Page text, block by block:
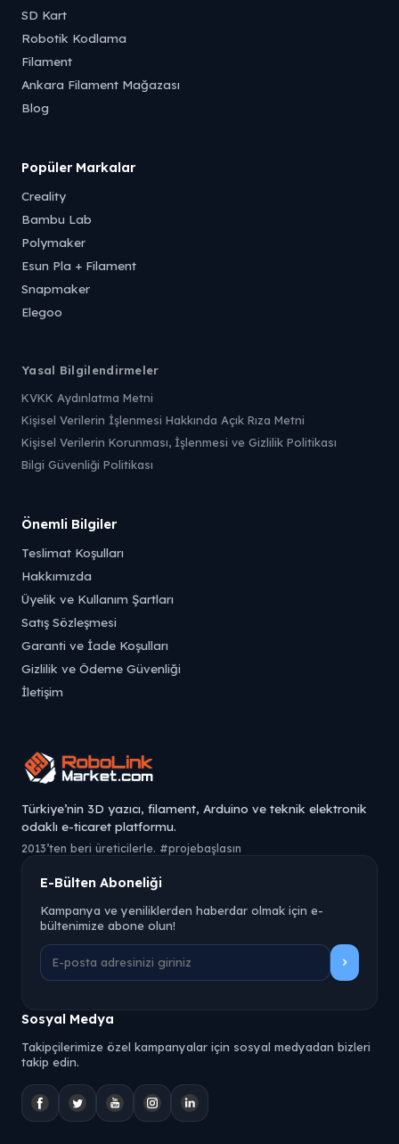
SD Kart
Robotik Kodlama
Filament
Ankara Filament Mağazası
Blog
Popüler Markalar
Creality
Bambu Lab
Polymaker
Esun Pla + Filament
Snapmaker
Elegoo
Yasal Bilgilendirmeler
KVKK Aydınlatma Metni
Kişisel Verilerin İşlenmesi Hakkında Açık Rıza Metni
Kişisel Verilerin Korunması, İşlenmesi ve Gizlilik Politikası
Bilgi Güvenliği Politikası
Önemli Bilgiler
Teslimat Koşulları
Hakkımızda
Üyelik ve Kullanım Şartları
Satış Sözleşmesi
Garanti ve İade Koşulları
Gizlilik ve Ödeme Güvenliği
İletişim
Türkiye’nin 3D yazıcı, filament, Arduino ve teknik elektronik
odaklı e-ticaret platformu.
2013’ten beri üreticilerle. #projebaşlasın
E-Bülten Aboneliği
Kampanya ve yeniliklerden haberdar olmak için e-
bültenimize abone olun!
Sosyal Medya
Takipçilerimize özel kampanyalar için sosyal medyadan bizleri
takip edin.